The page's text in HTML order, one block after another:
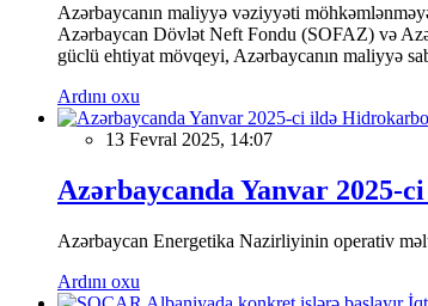
Azərbaycanın maliyyə vəziyyəti
Azərbaycan Dövlət Neft Fondu (SOFAZ) və
güclü ehtiyat mövqeyi, Azərbaycanın maliyyə
Ardını oxu
13 Fevral 2025, 14:07
Azərbaycanda Yanvar 2025-
Azərbaycan Energetika Nazirliyinin operativ
Ardını oxu